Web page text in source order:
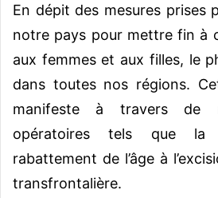
En dépit des mesures prises
notre pays pour mettre fin à
aux femmes et aux filles, le
dans toutes nos régions.
manifeste à travers de
opératoires tels que la
rabattement de l’âge à
transfrontalière.